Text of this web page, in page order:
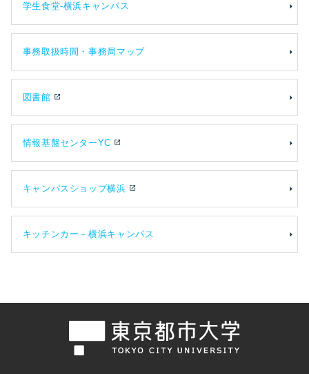
学生食堂-横浜キャンパス
事務取扱時間・事務局マップ
図書館 open_in_new
情報基盤センターYC open_in_new
キャンパスショップ横浜 open_in_new
キッチンカー－横浜キャンパス